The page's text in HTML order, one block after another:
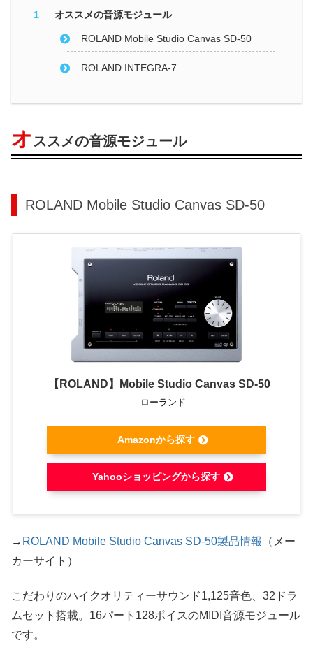
オススメの音源モジュール
ROLAND Mobile Studio Canvas SD-50
ROLAND INTEGRA-7
オ ススメの音源モジュール
ROLAND Mobile Studio Canvas SD-50
【ROLAND】Mobile Studio Canvas SD-50
ローランド
Amazonから探す
Yahooショッピングから探す
→ ROLAND Mobile Studio Canvas SD-50製品情報
（メー
カーサイト）
こだわりのハイクオリティーサウンド1,125音色、32ドラ
ムセット搭載。16パート128ボイスのMIDI音源モジュール
です。